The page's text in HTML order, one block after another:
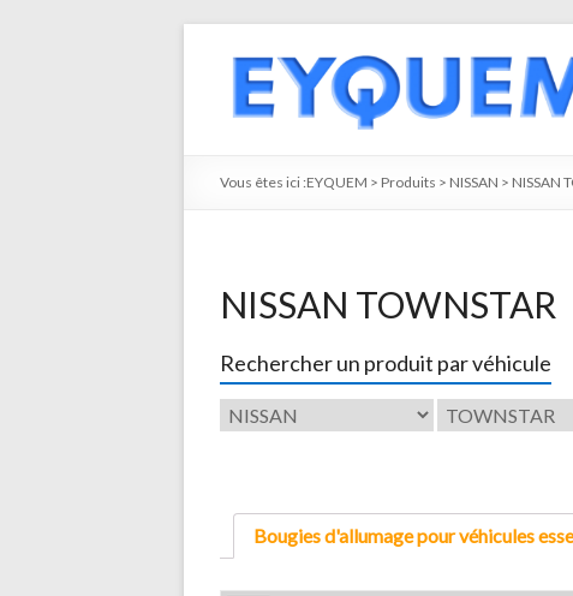
Vous êtes ici :EYQUEM > Produits > NISSAN > NISSAN
NISSAN TOWNSTAR
Rechercher un produit par véhicule
Bougies d'allumage pour véhicules